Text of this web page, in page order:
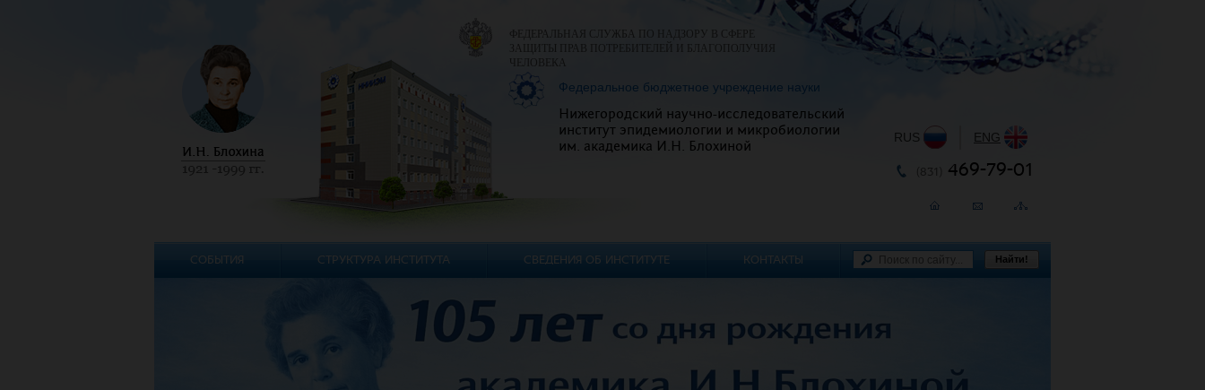
ФЕДЕРАЛЬНАЯ СЛУЖБА ПО НАДЗОРУ В СФЕРЕ
ЗАЩИТЫ ПРАВ ПОТРЕБИТЕЛЕЙ И БЛАГОПОЛУЧИЯ
ЧЕЛОВЕКА
Федеральное бюджетное учреждение науки
Нижегородский научно-исследовательский
институт эпидемиологии и микробиологии
им. академика И.Н. Блохиной
RUS ENG
469-79-01
СОБЫТИЯ СТРУКТУРА ИНСТИТУТА СВЕДЕНИЯ ОБ ИНСТИТУТЕ КОНТАКТЫ Найти!